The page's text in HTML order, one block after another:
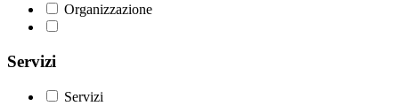
Organizzazione
Servizi
Servizi